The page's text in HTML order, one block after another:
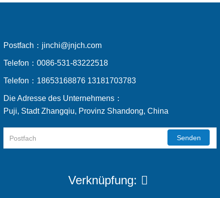
Postfach： jinchi@jnjch.com
Telefon： 0086-531-83222518
Telefon： 18653168876 13181703783
Die Adresse des Unternehmens：
Puji, Stadt Zhangqiu, Provinz Shandong, China
Senden
Verknüpfung: